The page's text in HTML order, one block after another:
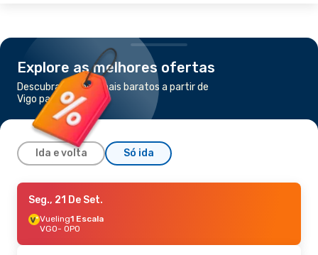
Explore as melhores ofertas
Descubra os voos mais baratos a partir de
Vigo para Porto
Ida e volta Só ida
Qui., 17 De Set.- Sáb., 19 De Set.
Vueling1 Escala
VGO- OPO
OPO- VGO
Seg., 21 De Set.
Vueling1 Escala
VGO- OPO